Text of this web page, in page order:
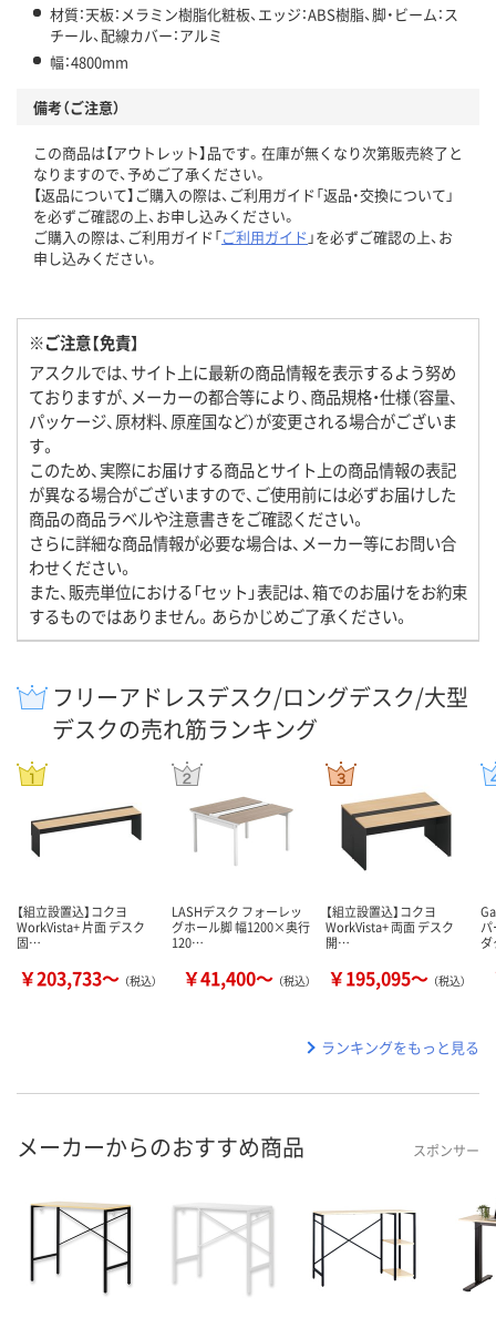
材質：天板：メラミン樹脂化粧板、エッジ：ABS樹脂、脚・ビーム：ス
チール、配線カバー：アルミ
幅：4800mm
備考（ご注意）
この商品は【アウトレット】品です。在庫が無くなり次第販売終了と
なりますので、予めご了承ください。
【返品について】ご購入の際は、ご利用ガイド「返品・交換について」
を必ずご確認の上、お申し込みください。
ご購入の際は、ご利用ガイド「ご利用ガイド 」を必ずご確認の上、お
申し込みください。
※ご注意【免責】
アスクルでは、サイト上に最新の商品情報を表示するよう努め
ておりますが、メーカーの都合等により、商品規格・仕様（容量、
パッケージ、原材料、原産国など）が変更される場合がございま
す。
このため、実際にお届けする商品とサイト上の商品情報の表記
が異なる場合がございますので、ご使用前には必ずお届けした
商品の商品ラベルや注意書きをご確認ください。
さらに詳細な商品情報が必要な場合は、メーカー等にお問い合
わせください。
また、販売単位における「セット」表記は、箱でのお届けをお約束
するものではありません。あらかじめご了承ください。
フリーアドレスデスク/ロングデスク/大型
デスクの売れ筋ランキング
【組立設置込】コクヨ
WorkVista+ 片面 デスク
固…
￥203,733～ （税込）
LASHデスク フォーレッ
グホール脚 幅1200×奥行
120…
￥41,400～ （税込）
【組立設置込】コクヨ
WorkVista+ 両面 デスク
開…
￥195,095～ （税込）
ランキングをもっと見る
メーカーからのおすすめ商品 スポンサー